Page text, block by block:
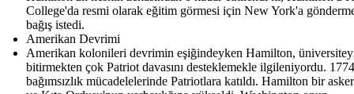
College'da resmi olarak eğitim görmesi için New York'a
bağış istedi.
Amerikan Devrimi
Amerikan kolonileri devrimin eşiğindeyken Hamilton,
bitirmekten çok Patriot davasını desteklemekle ilgileniyordu.
bağımsızlık mücadelelerinde Patriotlara katıldı. Hamilton bir